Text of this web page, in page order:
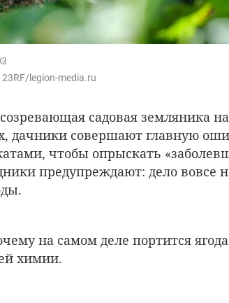
legion-media.ru
садовая земляника
дачники совершают главную
чтобы опрыскать
предупреждают: дело вовсе
на самом деле портится
химии.